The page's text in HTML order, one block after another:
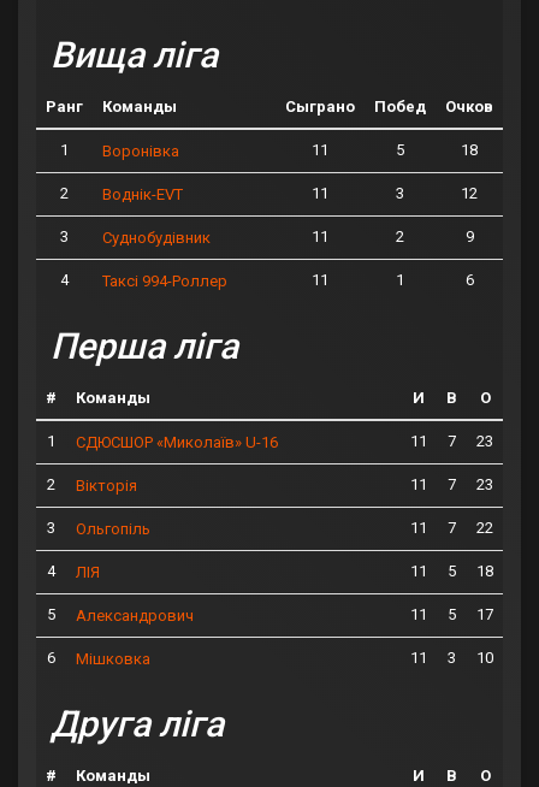
Вища ліга
Ранг Команды Сыграно Побед Очков
1 Воронівка 11 5 18
2 Воднік-EVT 11 3 12
3 Суднобудівник 11 2 9
4 Таксі 994-Роллер 11 1 6
Перша ліга
# Команды И В О
1 СДЮСШОР «Миколаїв» U-16 11 7 23
2 Вікторія 11 7 23
3 Ольгопіль 11 7 22
4 ЛІЯ 11 5 18
5 Александрович 11 5 17
6 Мішковка 11 3 10
Друга ліга
# Команды И В О